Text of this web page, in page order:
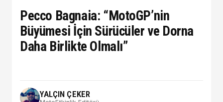
Pecco Bagnaia: “MotoGP’nin
Büyümesi İçin Sürücüler ve Dorna
Daha Birlikte Olmalı”
YALÇIN ÇEKER